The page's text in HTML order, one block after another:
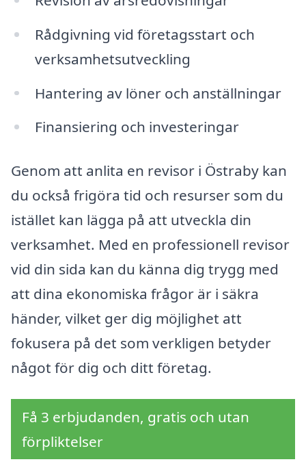
Rådgivning vid företagsstart och
verksamhetsutveckling
Hantering av löner och anställningar
Finansiering och investeringar
Genom att anlita en revisor i Östraby kan
du också frigöra tid och resurser som du
istället kan lägga på att utveckla din
verksamhet. Med en professionell revisor
vid din sida kan du känna dig trygg med
att dina ekonomiska frågor är i säkra
händer, vilket ger dig möjlighet att
fokusera på det som verkligen betyder
något för dig och ditt företag.
Få 3 erbjudanden, gratis och utan
förpliktelser